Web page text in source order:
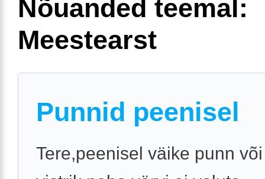
Nõuanded teemal:
Meestearst
Punnid peenisel
Tere,peenisel väike punn